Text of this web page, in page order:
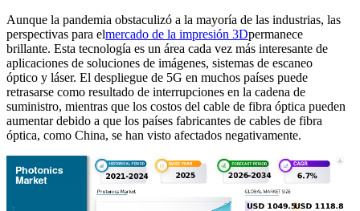
Aunque la pandemia obstaculizó a la mayoría de las industrias, las
perspectivas para elmercado de la impresión 3Dpermanece
brillante. Esta tecnología es un área cada vez más interesante de
aplicaciones de soluciones de imágenes, sistemas de escaneo
óptico y láser. El despliegue de 5G en muchos países puede
retrasarse como resultado de interrupciones en la cadena de
suministro, mientras que los costos del cable de fibra óptica pueden
aumentar debido a que los países fabricantes de cables de fibra
óptica, como China, se han visto afectados negativamente.